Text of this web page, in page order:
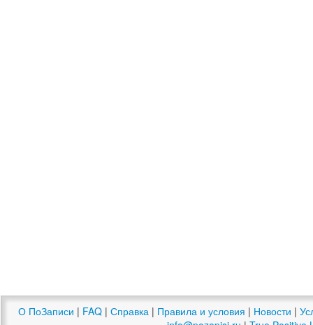
О ПоЗаписи | FAQ | Справка | Правила и условия | Новости |